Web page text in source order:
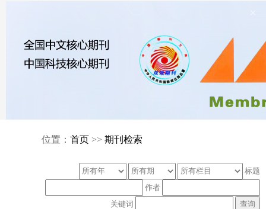
位置： 首页 >> 期刊检索
标题
作者
关键词